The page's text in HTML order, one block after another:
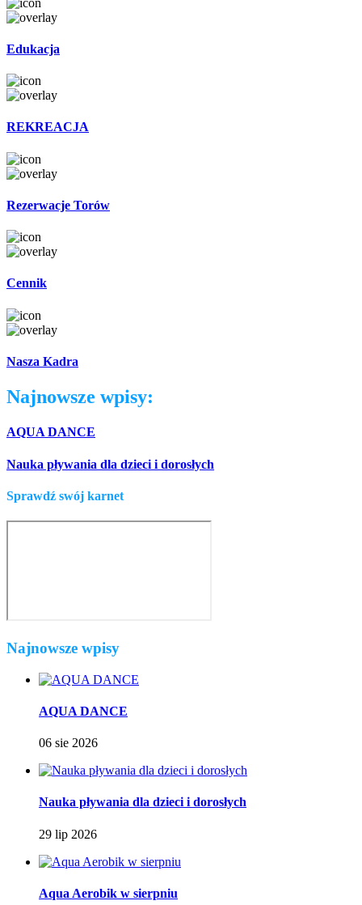
Edukacja
REKREACJA
Rezerwacje Torów
Cennik
Nasza Kadra
Najnowsze wpisy:
AQUA DANCE
Nauka pływania dla dzieci i dorosłych
Sprawdź swój karnet
Najnowsze wpisy
AQUA DANCE
06 sie 2026
Nauka pływania dla dzieci i dorosłych
29 lip 2026
Aqua Aerobik w sierpniu